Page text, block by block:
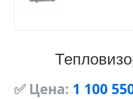
✅ Цена: 1 100